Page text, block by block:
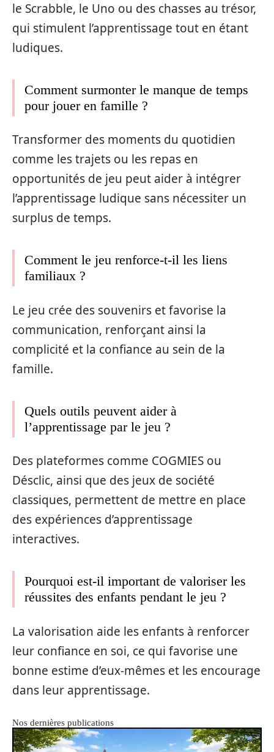
le Scrabble, le Uno ou des chasses au trésor,
qui stimulent l’apprentissage tout en étant
ludiques.
Comment surmonter le manque de temps
pour jouer en famille ?
Transformer des moments du quotidien
comme les trajets ou les repas en
opportunités de jeu peut aider à intégrer
l’apprentissage ludique sans nécessiter un
surplus de temps.
Comment le jeu renforce-t-il les liens
familiaux ?
Le jeu crée des souvenirs et favorise la
communication, renforçant ainsi la
complicité et la confiance au sein de la
famille.
Quels outils peuvent aider à
l’apprentissage par le jeu ?
Des plateformes comme COGMIES ou
Désclic, ainsi que des jeux de société
classiques, permettent de mettre en place
des expériences d’apprentissage
interactives.
Pourquoi est-il important de valoriser les
réussites des enfants pendant le jeu ?
La valorisation aide les enfants à renforcer
leur confiance en soi, ce qui favorise une
bonne estime d’eux-mêmes et les encourage
dans leur apprentissage.
Nos dernières publications